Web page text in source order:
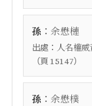
孫 ： 余懋槤
出處： 人名權威
（頁 15147）
孫 ： 余懋樸